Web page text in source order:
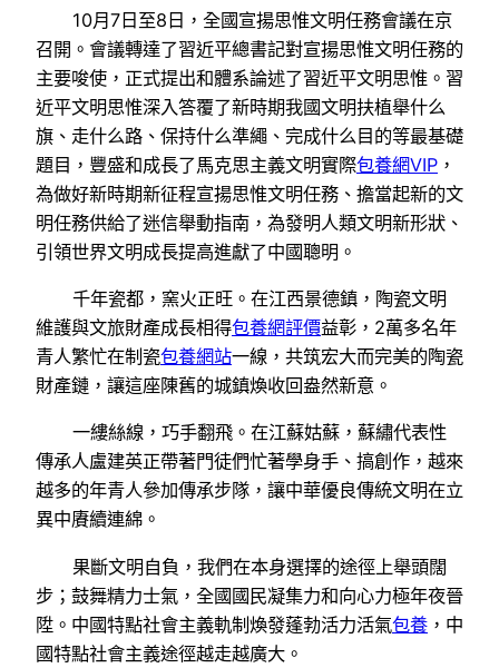
10月7日至8日，全國宣揚思惟文明任務會議在京
召開。會議轉達了習近平總書記對宣揚思惟文明任務的
主要唆使，正式提出和體系論述了習近平文明思惟。習
近平文明思惟深入答覆了新時期我國文明扶植舉什么
旗、走什么路、保持什么準繩、完成什么目的等最基礎
題目，豐盛和成長了馬克思主義文明實際包養網VIP ，
為做好新時期新征程宣揚思惟文明任務、擔當起新的文
明任務供給了迷信舉動指南，為發明人類文明新形狀、
引領世界文明成長提高進獻了中國聰明。
千年瓷都，窯火正旺。在江西景德鎮，陶瓷文明
維護與文旅財產成長相得包養網評價益彰，2萬多名年
青人繁忙在制瓷包養網站一線，共筑宏大而完美的陶瓷
財產鏈，讓這座陳舊的城鎮煥收回盎然新意。
一縷絲線，巧手翻飛。在江蘇姑蘇，蘇繡代表性
傳承人盧建英正帶著門徒們忙著學身手、搞創作，越來
越多的年青人參加傳承步隊，讓中華優良傳統文明在立
異中賡續連綿。
果斷文明自負，我們在本身選擇的途徑上舉頭闊
步；鼓舞精力士氣，全國國民凝集力和向心力極年夜晉
陞。中國特點社會主義軌制煥發蓬勃活力活氣包養 ，中
國特點社會主義途徑越走越廣大。